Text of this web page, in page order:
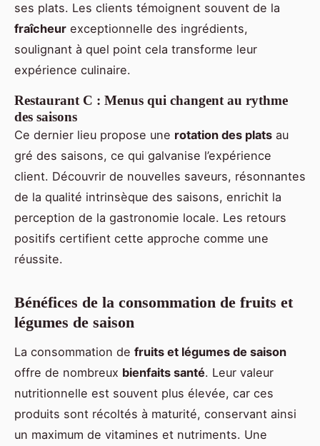
ses plats. Les clients témoignent souvent de la
fraîcheur exceptionnelle des ingrédients,
soulignant à quel point cela transforme leur
expérience culinaire.
Restaurant C : Menus qui changent au rythme
des saisons
Ce dernier lieu propose une rotation des plats au
gré des saisons, ce qui galvanise l’expérience
client. Découvrir de nouvelles saveurs, résonnantes
de la qualité intrinsèque des saisons, enrichit la
perception de la gastronomie locale. Les retours
positifs certifient cette approche comme une
réussite.
Bénéfices de la consommation de fruits et
légumes de saison
La consommation de fruits et légumes de saison
offre de nombreux bienfaits santé. Leur valeur
nutritionnelle est souvent plus élevée, car ces
produits sont récoltés à maturité, conservant ainsi
un maximum de vitamines et nutriments. Une